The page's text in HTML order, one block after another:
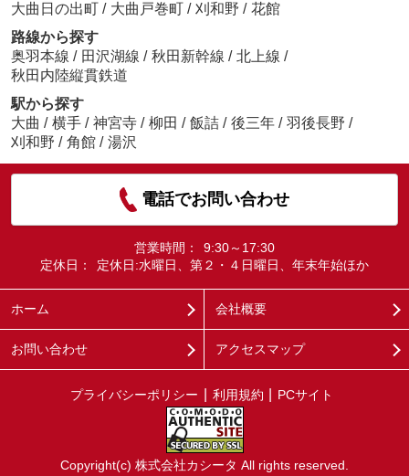
大曲日の出町 / 大曲戸巻町 / 刈和野 / 花館
路線から探す
奥羽本線 / 田沢湖線 / 秋田新幹線 / 北上線 /
秋田内陸縦貫鉄道
駅から探す
大曲 / 横手 / 神宮寺 / 柳田 / 飯詰 / 後三年 / 羽後長野 /
刈和野 / 角館 / 湯沢
電話でお問い合わせ
営業時間：
9:30～17:30
定休日：
定休日:水曜日、第２・４日曜日、年末年始ほか
ホーム 会社概要
お問い合わせ アクセスマップ
プライバシーポリシー 利用規約 PCサイト
Copyright(c) 株式会社カシータ All rights reserved.